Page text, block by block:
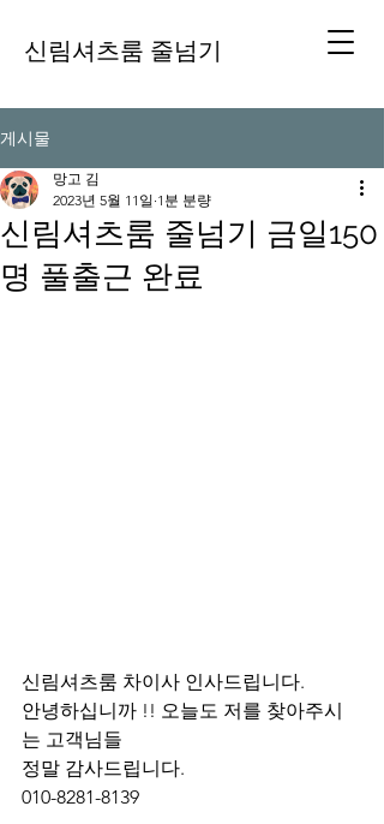
신림셔츠룸 줄넘기
게시물
신림셔츠룸 줄넘기 금일150
명 풀출근 완료
망고 김
2023년 5월 11일 1분 분량
신림셔츠룸 차이사 인사드립니다.
안녕하십니까 !! 오늘도 저를 찾아주시
는 고객님들
정말 감사드립니다.
010-8281-8139